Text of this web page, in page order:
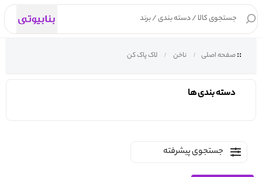
صفحه اصلی ناخن لاک پاک کن
دسته بندی ها
جستجوی پیشرفته